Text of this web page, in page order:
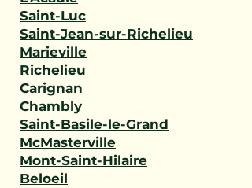
Saint-Luc
Saint-Jean-sur-Richelieu
Marieville
Richelieu
Carignan
Chambly
Saint-Basile-le-Grand
McMasterville
Mont-Saint-Hilaire
Beloeil